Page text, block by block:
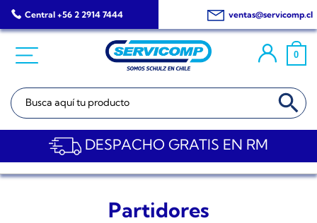
Saltar
al
Central +56 2 2914 7444 ventas@servicomp.cl
0
Buscar: BOTÓN DE
DESPACHO GRATIS EN RM
Partidores